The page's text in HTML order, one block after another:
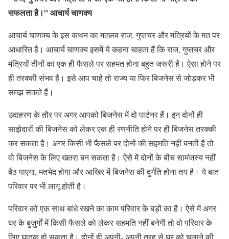
सफलता है।” आचार्य चाणक्य
आचार्य चाणक्य के इस कथन का मतलब राज, गुप्तचर और मंत्रियों के मत पर
आधारित है। आचार्य चाणक्य इसमें ये कहना चाहता हैं कि राज, गुप्तचर और
मंत्रियों तीनों का एक ही फैसले पर सहमत होना बहुत जरूरी है। ऐसा होने पर
ही तरक्की संभव है। इसे आप चाहे तो राज्य या फिर बिजनेस से जोड़कर भी
समझ सकते हैं।
उदाहरण के तौर पर अगर आपको बिजनेस में दो पार्टनर हैं। इन दोनों ही
साझेदारों की बिजनेस को लेकर एक ही रणनीति होने पर ही बिजनेस तरक्की
कर सकता है। अगर किसी भी फैसले पर दोनों की सहमति नहीं बनती है तो
वो बिजनेस के लिए खतरा बन सकता है। ऐसे में दोनों के बीच सामंजस्य नहीं
बैठ पाएगा, मतभेद होगा और आखिर में बिजनेस की दुर्गति होना तय है। ये बात
परिवार पर भी लागू होती है।
परिवार को एक साथ बांधे रखने का काम परिवार के बड़ों का है। ऐसे में अगर
घर के बुजुर्गों में किसी फैसले को लेकर सहमति नहीं बनेगी तो वो परिवार के
लिए घातक हो सकता है। दोनों ही अपनी- अपनी तरह से घर को चलाने की